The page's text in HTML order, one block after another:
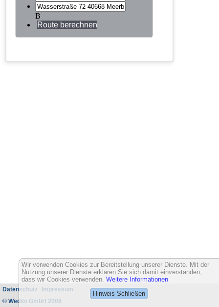
Datenschutz
Impressum
© Wedito GmbH 2008
Wir verwenden Cookies zur Bereitstellung unserer Dienste. Mit der
Nutzung unserer Dienste erklären Sie sich damit einverstanden,
dass wir Cookies verwenden. Weitere Informationen
Hinweis Schließen